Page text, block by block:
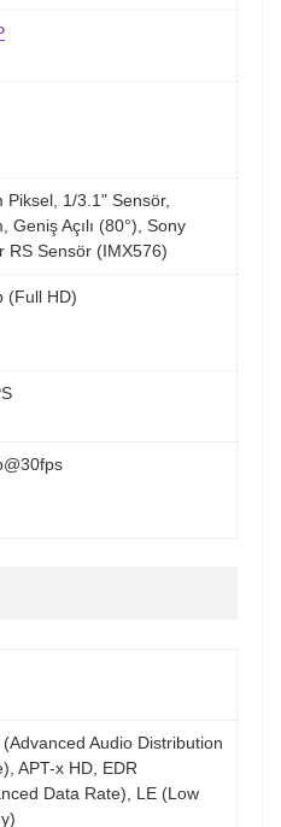
Piksel, 1/3.1" Sensör,
Geniş Açılı (80°), Sony
RS Sensör (IMX576)
(Full HD)
(Advanced Audio Distribution
APT-x HD, EDR
Data Rate), LE (Low